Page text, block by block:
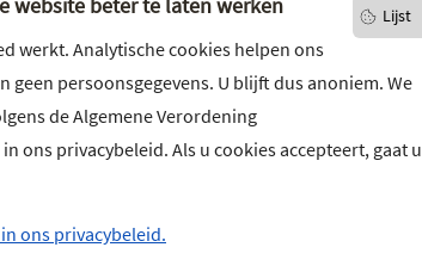
Lijst
werkt. Analytische cookies helpen ons
geen persoonsgegevens. U blijft dus anoniem. We
de Algemene Verordening
ons privacybeleid. Als u cookies accepteert, gaat u
ons privacybeleid.
Wilt u niets missen?
en volg ons ook op social media.